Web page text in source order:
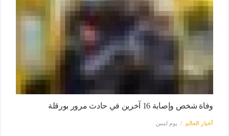
وفاة شخص وإصابة 16 آخرين في حادث مرور بورقلة
أخبار العالم يوم امس